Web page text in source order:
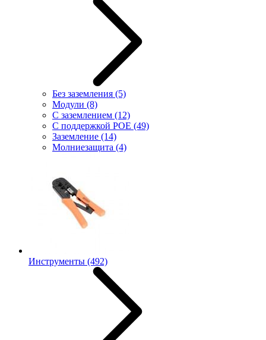
Без заземления (5)
Модули (8)
С заземлением (12)
С поддержкой POE (49)
Заземление (14)
Молниезащита (4)
Инструменты (492)